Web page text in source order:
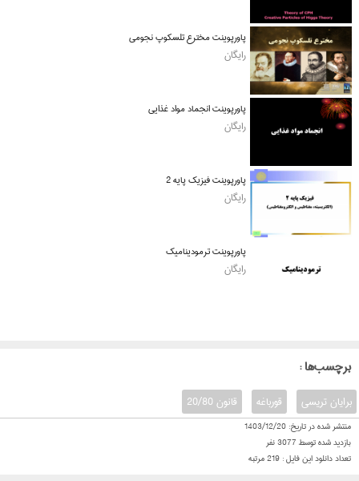
پاورپوینت مخترع تلسکوپ نجومی
رایگان
پاورپوینت انجماد مواد غذایی
رایگان
پاورپوینت فیزیک پایه 2
رایگان
پاورپوینت ترمودینامیک
رایگان
: برچسب‌ها
قانون 20/80 قورباغه برایان تریسی
منتشر شده در تاریخ: 1403/12/20
بازدید شده توسط 3077نفر
تعداد دانلود این فایل : 219مرتبه